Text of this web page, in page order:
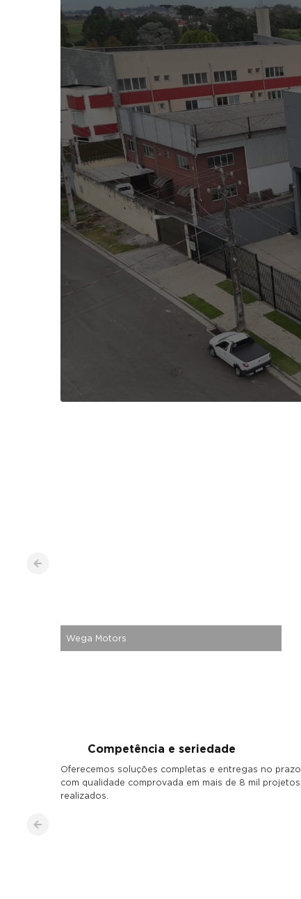
Wega Motors
Competência e seriedade
Oferecemos soluções completas e entregas no prazo,
com qualidade comprovada em mais de 8 mil projetos
realizados.